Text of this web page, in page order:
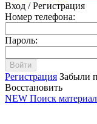
Вход / Регистрация
Номер телефона:
Пароль:
Войти
Регистрация Забыли
Восстановить
NEW Поиск